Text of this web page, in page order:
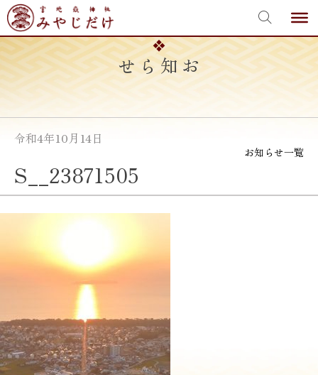
Skip
to
content
お知らせ
令和4年10月14日
お知らせ一覧
S__23871505